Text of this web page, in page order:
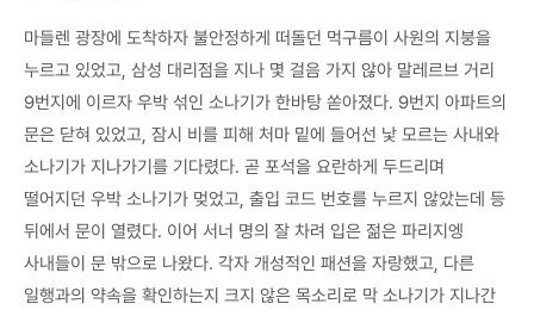
마들렌 광장에 도착하자 불안정하게 떠돌던 먹구름이 사원의 지붕을
누르고 있었고, 삼성 대리점을 지나 몇 걸음 가지 않아 말레르브 거리
9번지에 이르자 우박 섞인 소나기가 한바탕 쏟아졌다. 9번지 아파트의
문은 닫혀 있었고, 잠시 비를 피해 처마 밑에 들어선 낯 모르는 사내와
소나기가 지나가기를 기다렸다. 곧 포석을 요란하게 두드리며
떨어지던 우박 소나기가 멎었고, 출입 코드 번호를 누르지 않았는데 등
뒤에서 문이 열렸다. 이어 서너 명의 잘 차려 입은 젊은 파리지엥
사내들이 문 밖으로 나왔다. 각자 개성적인 패션을 자랑했고, 다른
일행과의 약속을 확인하는지 크지 않은 목소리로 막 소나기가 지나간